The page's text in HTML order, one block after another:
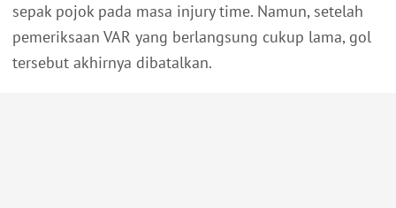
sepak pojok pada masa injury time. Namun, setelah
pemeriksaan VAR yang berlangsung cukup lama, gol
tersebut akhirnya dibatalkan.